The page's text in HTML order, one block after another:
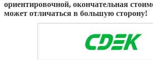
ориентировочной, окончательная
может отличаться в большую сторону!